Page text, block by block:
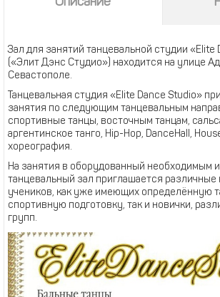
Зал для занятий танцевальной студии «Elite
(«Элит Дэнс Студио») находится на улице
Севастополе.
Танцевальная студия «Elite Dance Studio»
занятия по следующим танцевальным
спортивные танцы, восточным танцам,
аргентинское танго, Hip-Hop, DanceHall,
хореография.
На занятия в оборудованный необходимым
танцевальный зал приглашается различные
учеников, как уже имеющих определённую
спортивную подготовку, так и новички,
групп.